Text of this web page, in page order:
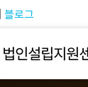
블로그